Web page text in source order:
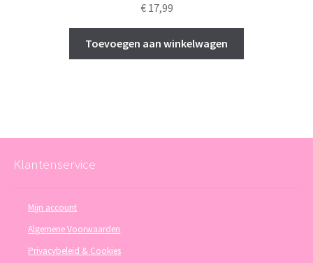
€17,99
Toevoegen aan winkelwagen
Klantenservice
Mijn account
Algemene Voorwaarden
Privacybeleid & Cookies